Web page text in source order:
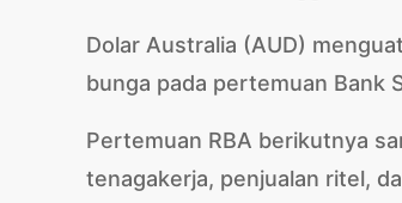
Dolar Australia (AUD)
bunga pada pertemuan Bank
Pertemuan RBA berikutnya
tenagakerja, penjualan ritel,